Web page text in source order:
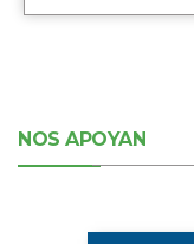
NOS APOYAN